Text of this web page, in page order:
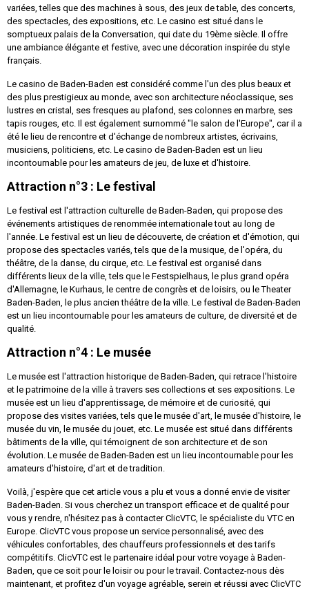
variées, telles que des machines à sous, des jeux de table, des concerts,
des spectacles, des expositions, etc. Le casino est situé dans le
somptueux palais de la Conversation, qui date du 19ème siècle. Il offre
une ambiance élégante et festive, avec une décoration inspirée du style
français.
Le casino de Baden-Baden est considéré comme l'un des plus beaux et
des plus prestigieux au monde, avec son architecture néoclassique, ses
lustres en cristal, ses fresques au plafond, ses colonnes en marbre, ses
tapis rouges, etc. Il est également surnommé "le salon de l'Europe", car il a
été le lieu de rencontre et d'échange de nombreux artistes, écrivains,
musiciens, politiciens, etc. Le casino de Baden-Baden est un lieu
incontournable pour les amateurs de jeu, de luxe et d'histoire.
Attraction n°3 : Le festival
Le festival est l'attraction culturelle de Baden-Baden, qui propose des
événements artistiques de renommée internationale tout au long de
l'année. Le festival est un lieu de découverte, de création et d'émotion, qui
propose des spectacles variés, tels que de la musique, de l'opéra, du
théâtre, de la danse, du cirque, etc. Le festival est organisé dans
différents lieux de la ville, tels que le Festspielhaus, le plus grand opéra
d'Allemagne, le Kurhaus, le centre de congrès et de loisirs, ou le Theater
Baden-Baden, le plus ancien théâtre de la ville. Le festival de Baden-Baden
est un lieu incontournable pour les amateurs de culture, de diversité et de
qualité.
Attraction n°4 : Le musée
Le musée est l'attraction historique de Baden-Baden, qui retrace l'histoire
et le patrimoine de la ville à travers ses collections et ses expositions. Le
musée est un lieu d'apprentissage, de mémoire et de curiosité, qui
propose des visites variées, tels que le musée d'art, le musée d'histoire, le
musée du vin, le musée du jouet, etc. Le musée est situé dans différents
bâtiments de la ville, qui témoignent de son architecture et de son
évolution. Le musée de Baden-Baden est un lieu incontournable pour les
amateurs d'histoire, d'art et de tradition.
Voilà, j'espère que cet article vous a plu et vous a donné envie de visiter
Baden-Baden. Si vous cherchez un transport efficace et de qualité pour
vous y rendre, n'hésitez pas à contacter ClicVTC, le spécialiste du VTC en
Europe. ClicVTC vous propose un service personnalisé, avec des
véhicules confortables, des chauffeurs professionnels et des tarifs
compétitifs. ClicVTC est le partenaire idéal pour votre voyage à Baden-
Baden, que ce soit pour le loisir ou pour le travail. Contactez-nous dès
maintenant, et profitez d'un voyage agréable, serein et réussi avec ClicVTC